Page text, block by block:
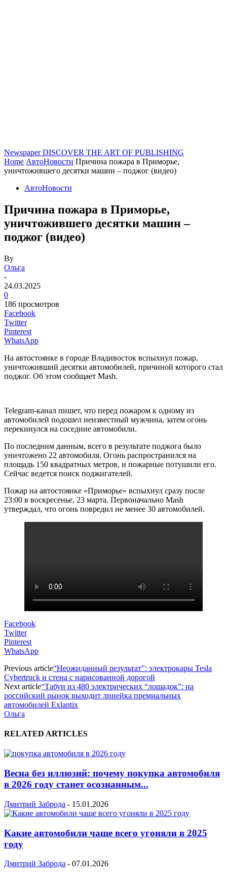
Newspaper DISCOVER THE ART OF PUBLISHING
Home АвтоНовости Причина пожара в Приморье,
уничтожившего десятки машин – поджог (видео)
АвтоНовости
Причина пожара в Приморье,
уничтожившего десятки машин –
поджог (видео)
By
Ольга
-
24.03.2025
0
186 просмотров
Facebook
Twitter
Pinterest
WhatsApp
На автостоянке в городе Владивосток вспыхнул пожар,
уничтоживший десятки автомобилей, причиной которого стал
поджог. Об этом сообщает Mash.
Telegram-канал пишет, что перед пожаром к одному из
автомобилей подошел неизвестный мужчина, затем огонь
перекинулся на соседние автомобили.
По последним данным, всего в результате поджога было
уничтожено 22 автомобиля. Огонь распространился на
площадь 150 квадратных метров, и пожарные потушили его.
Сейчас ведется поиск поджигателей.
Пожар на автостоянке «Приморье» вспыхнул сразу после
23:00 в воскресенье, 23 марта. Первоначально Mash
утверждал, что огонь повредил не менее 30 автомобилей.
Facebook
Twitter
Pinterest
WhatsApp
Previous article“Неожиданный результат”: электрокары Tesla
Cybertruck и стена с нарисованной дорогой
Next article“Табун из 480 электрических “лошадок”: на
российский рынок выходит линейка премиальных
автомобилей Exlantix
Ольга
RELATED ARTICLES
Весна без иллюзий: почему покупка автомобиля
в 2026 году станет осознанным...
Дмитрий Заброда - 15.01.2026
Какие автомобили чаще всего угоняли в 2025
году
Дмитрий Заброда - 07.01.2026